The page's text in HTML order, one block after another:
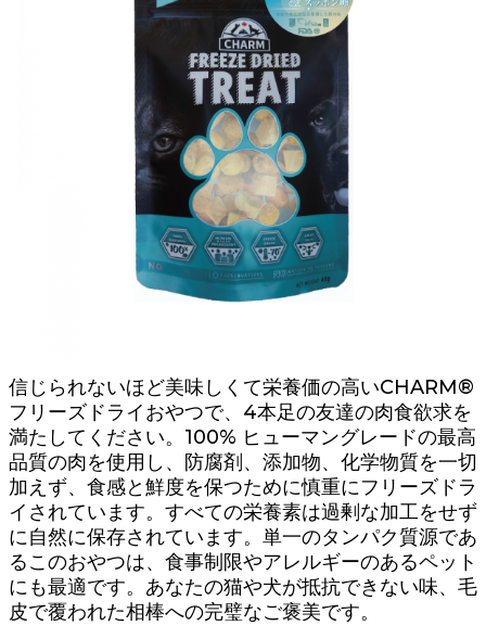
信じられないほど美味しくて栄養価の高いCHARM®
フリーズドライおやつで、4本足の友達の肉食欲求を
満たしてください。100% ヒューマングレードの最高
品質の肉を使用し、防腐剤、添加物、化学物質を一切
加えず、食感と鮮度を保つために慎重にフリーズドラ
イされています。すべての栄養素は過剰な加工をせず
に自然に保存されています。単一のタンパク質源であ
るこのおやつは、食事制限やアレルギーのあるペット
にも最適です。あなたの猫や犬が抵抗できない味、毛
皮で覆われた相棒への完璧なご褒美です。